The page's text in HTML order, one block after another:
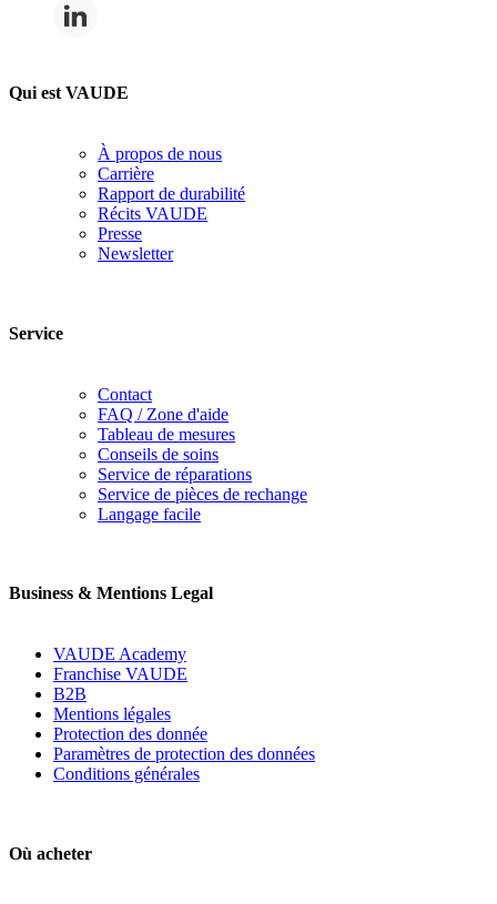
Qui est VAUDE
À propos de nous
Carrière
Rapport de durabilité
Récits VAUDE
Presse
Newsletter
Service
Contact
FAQ / Zone d'aide
Tableau de mesures
Conseils de soins
Service de réparations
Service de pièces de rechange
Langage facile
Business & Mentions Legal
VAUDE Academy
Franchise VAUDE
B2B
Mentions légales
Protection des donnée
Paramètres de protection des données
Conditions générales
Où acheter